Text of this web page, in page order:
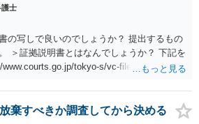
護士
の写しで良いのでしょうか？ 提出するもの
＞証拠説明書とはなんでしょうか？ 下記を
tokyo-s/vc-files/tokyo-s/file/
棄すべきか調査してから決める